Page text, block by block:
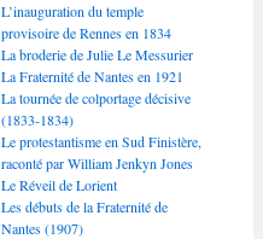
L’inauguration du temple
provisoire de Rennes en 1834
La broderie de Julie Le Messurier
La Fraternité de Nantes en 1921
La tournée de colportage décisive
(1833-1834)
Le protestantisme en Sud Finistère,
raconté par William Jenkyn Jones
Le Réveil de Lorient
Les débuts de la Fraternité de
Nantes (1907)